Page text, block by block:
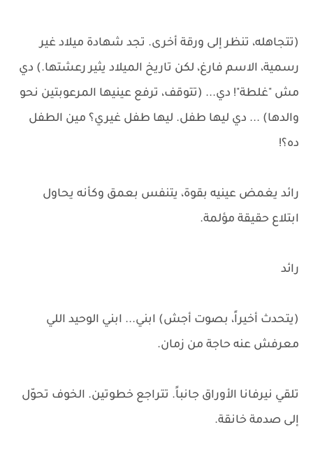
(تتجاهله، تنظر إلى ورقة أخرى. تجد شهادة ميلاد غير
رسمية، الاسم فارغ، لكن تاريخ الميلاد يثير رعشتها.) دي
مش "غلطة"! دي... (تتوقف، ترفع عينيها المرعوبتين نحو
والدها) ... دي ليها طفل. ليها طفل غيري؟ مين الطفل
ده؟!
رائد يغمض عينيه بقوة، يتنفس بعمق وكأنه يحاول
ابتلاع حقيقة مؤلمة.
رائد
(يتحدث أخيراً، بصوت أجش) ابني... ابني الوحيد اللي
معرفش عنه حاجة من زمان.
تلقي نيرفانا الأوراق جانباً. تتراجع خطوتين. الخوف تحوّل
إلى صدمة خانقة.